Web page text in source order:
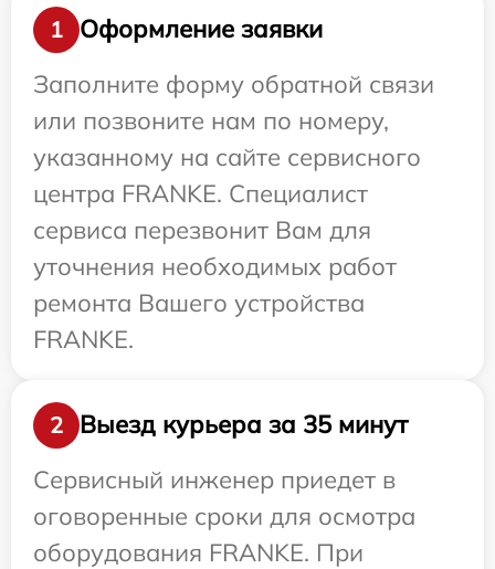
1
Оформление заявки
Заполните форму обратной связи
или позвоните нам по номеру,
указанному на сайте сервисного
центра FRANKE. Специалист
сервиса перезвонит Вам для
уточнения необходимых работ
ремонта Вашего устройства
FRANKE.
2
Выезд курьера за 35 минут
Сервисный инженер приедет в
оговоренные сроки для осмотра
оборудования FRANKE. При